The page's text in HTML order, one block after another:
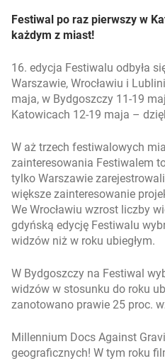
Festiwal po raz pierwszy w
każdym z miast!
16. edycja Festiwalu odbyła
Warszawie, Wrocławiu i
maja, w Bydgoszczy 11-19
Katowicach 12-19 maja –
W aż trzech festiwalowych
zainteresowania Festiwalem
tylko Warszawie
większe zainteresowanie
We Wrocławiu wzrost liczby
gdyńską edycję Festiwalu
widzów niż w roku ubiegłym.
W Bydgoszczy na Festiwal
widzów w stosunku do roku
zanotowano prawie 25 proc.
Millennium Docs Against
geograficznych! W tym roku